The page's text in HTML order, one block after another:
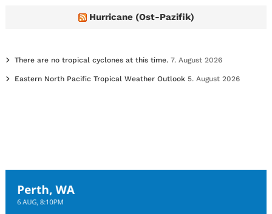
Hurricane (Ost-Pazifik)
There are no tropical cyclones at this time. 7. August 2026
Eastern North Pacific Tropical Weather Outlook 5. August 2026